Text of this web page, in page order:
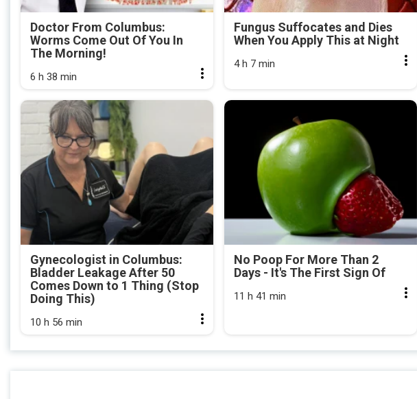
Doctor From Columbus:
Worms Come Out Of You In
The Morning!
6 h 38 min
Fungus Suffocates and Dies
When You Apply This at Night
4 h 7 min
Gynecologist in Columbus:
Bladder Leakage After 50
Comes Down to 1 Thing (Stop
Doing This)
10 h 56 min
No Poop For More Than 2
Days - It's The First Sign Of
11 h 41 min